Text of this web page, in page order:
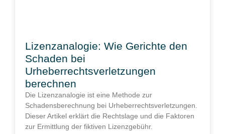
Lizenzanalogie: Wie Gerichte den
Schaden bei
Urheberrechtsverletzungen
berechnen
Die Lizenzanalogie ist eine Methode zur
Schadensberechnung bei Urheberrechtsverletzungen.
Dieser Artikel erklärt die Rechtslage und die Faktoren
zur Ermittlung der fiktiven Lizenzgebühr.